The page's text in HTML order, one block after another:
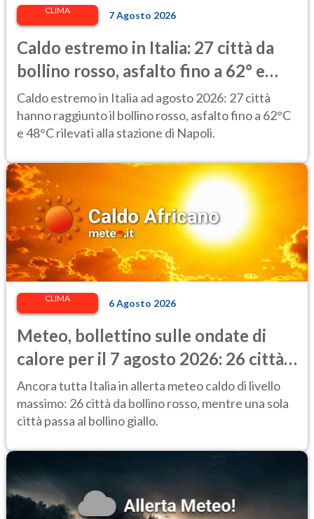
CLIMA 7 Agosto 2026
Caldo estremo in Italia: 27 città da
bollino rosso, asfalto fino a 62° e
punte di 48° alla stazione di Napoli
Caldo estremo in Italia ad agosto 2026: 27 città
hanno raggiunto il bollino rosso, asfalto fino a 62°C
e 48°C rilevati alla stazione di Napoli.
CLIMA 6 Agosto 2026
Meteo, bollettino sulle ondate di
calore per il 7 agosto 2026: 26 città
da bollino rosso in Italia
Ancora tutta Italia in allerta meteo caldo di livello
massimo: 26 città da bollino rosso, mentre una sola
città passa al bollino giallo.